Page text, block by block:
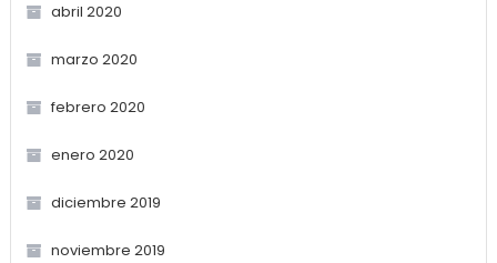
abril 2020
marzo 2020
febrero 2020
enero 2020
diciembre 2019
noviembre 2019